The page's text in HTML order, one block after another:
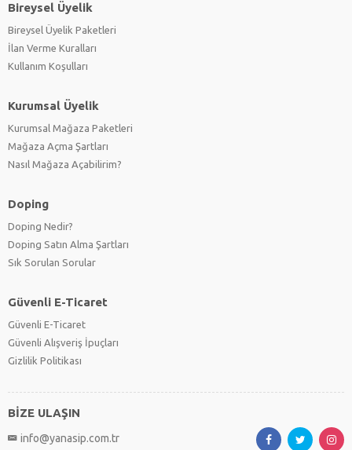
Bireysel Üyelik
Bireysel Üyelik Paketleri
İlan Verme Kuralları
Kullanım Koşulları
Kurumsal Üyelik
Kurumsal Mağaza Paketleri
Mağaza Açma Şartları
Nasıl Mağaza Açabilirim?
Doping
Doping Nedir?
Doping Satın Alma Şartları
Sık Sorulan Sorular
Güvenli E-Ticaret
Güvenli E-Ticaret
Güvenli Alışveriş İpuçları
Gizlilik Politikası
BİZE ULAŞIN
info@yanasip.com.tr